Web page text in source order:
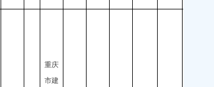
重庆
市建